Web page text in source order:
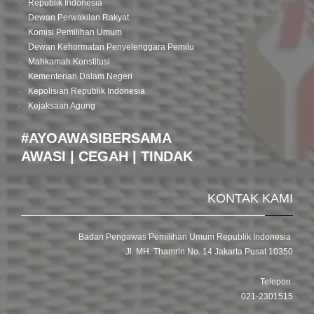
Republik Indonesia
Dewan Perwakilan Rakyat
Komisi Pemilihan Umum
Dewan Kehormatan Penyelenggara Pemilu
Mahkamah Konstitusi
Kementerian Dalam Negeri
Kepolisian Republik Indonesia
Kejaksaan Agung
#AYOAWASIBERSAMA
AWASI | CEGAH | TINDAK
KONTAK KAMI
Badan Pengawas Pemilihan Umum Republik Indonesia
Jl. MH. Thamrin No. 14 Jakarta Pusat 10350
Telepon
021-2301515